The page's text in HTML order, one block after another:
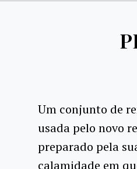
Um conjunto de
usada pelo novo
preparado pela
calamidade em